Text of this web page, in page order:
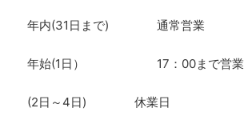
年内(31日まで) 通常営業
年始(1日） 17：00まで営業
(2日～4日) 休業日